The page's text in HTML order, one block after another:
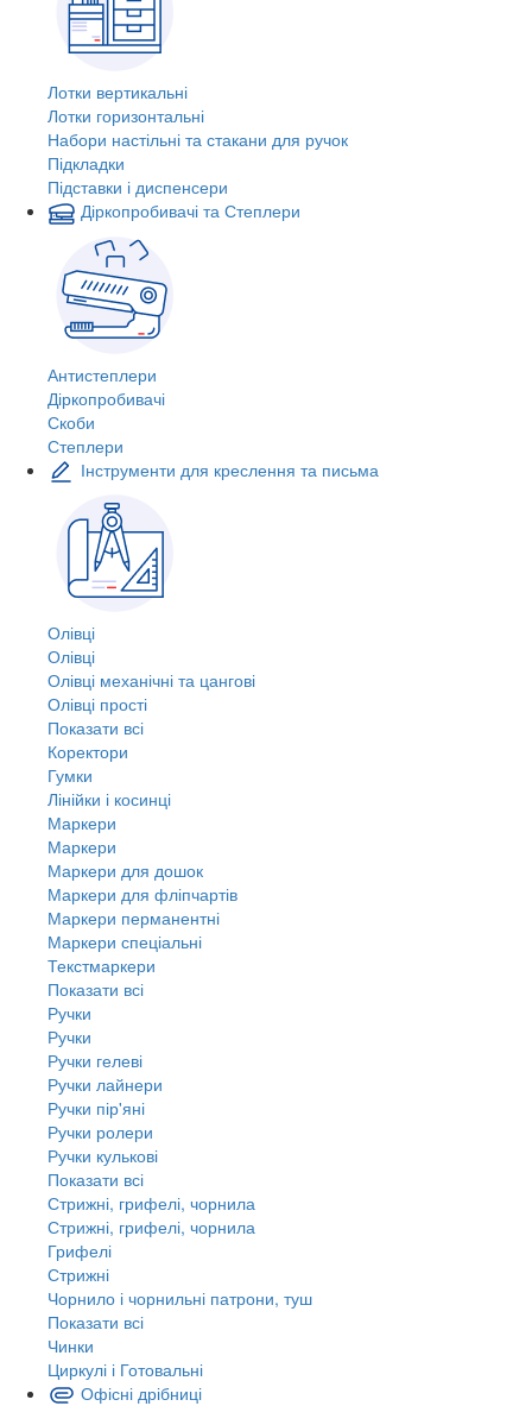
Лотки вертикальні
Лотки горизонтальні
Набори настільні та стакани для ручок
Підкладки
Підставки і диспенсери
Діркопробивачі та Степлери
Антистеплери
Діркопробивачі
Скоби
Степлери
Інструменти для креслення та письма
Олівці
Олівці
Олівці механічні та цангові
Олівці прості
Показати всі
Коректори
Гумки
Лінійки і косинці
Маркери
Маркери
Маркери для дошок
Маркери для фліпчартів
Маркери перманентні
Маркери спеціальні
Текстмаркери
Показати всі
Ручки
Ручки
Ручки гелеві
Ручки лайнери
Ручки пір'яні
Ручки ролери
Ручки кулькові
Показати всі
Стрижні, грифелі, чорнила
Стрижні, грифелі, чорнила
Грифелі
Стрижні
Чорнило і чорнильні патрони, туш
Показати всі
Чинки
Циркулі і Готовальні
Офісні дрібниці